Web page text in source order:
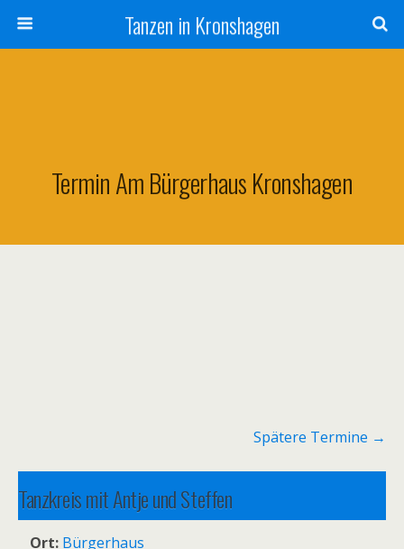
Tanzen in Kronshagen
Termin AmBürgerhaus Kronshagen
Spätere Termine →
Tanzkreis mit Antje und Steffen
13. Januar 2026 19:00
Ort: Bürgerhaus